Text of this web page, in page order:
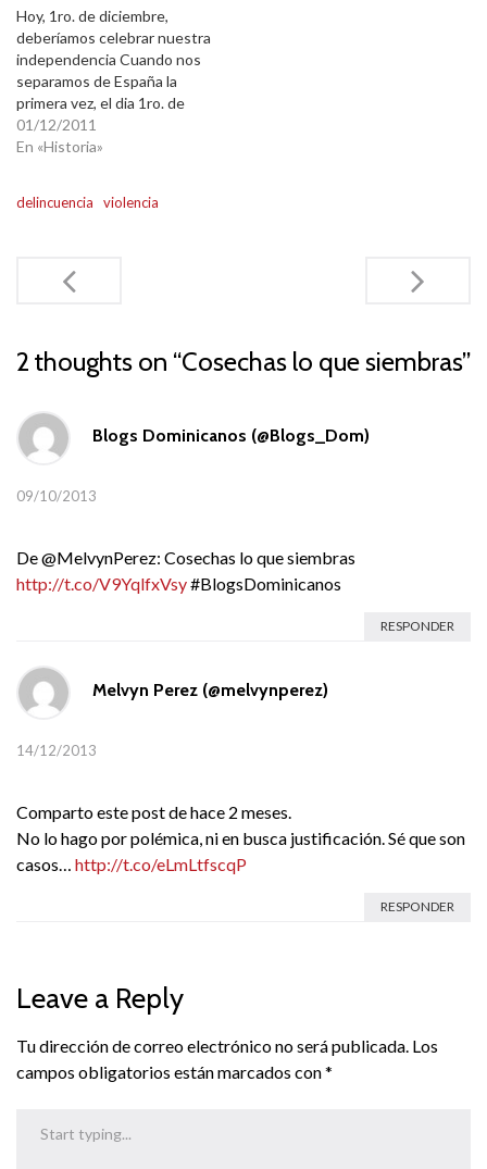
educación, un pueblo
civilizado, no se presta a…
Hoy, 1ro. de diciembre,
deberíamos celebrar nuestra
independencia Cuando nos
separamos de España la
primera vez, el dia 1ro. de
diciembre de 1821. Después
de eso tuvimos que sacar a
yanquis. Debería contar la
¿Porque…
01/12/2011
En «Historia»
delincuencia violencia
Post
2 thoughts on “Cosechas lo que siembras”
Blogs Dominicanos (@Blogs_Dom)
09/10/2013
De @MelvynPerez: Cosechas lo que siembras
http://t.co/V9YqlfxVsy#BlogsDominicanos
RESPONDER
Melvyn Perez (@melvynperez)
14/12/2013
Comparto este post de hace 2 meses.
No lo hago por polémica, ni en busca justificación. Sé que son
casos… http://t.co/eLmLtfscqP
RESPONDER
Leave a Reply
Tu dirección de correo electrónico no será publicada. Los
campos obligatorios están marcados con*